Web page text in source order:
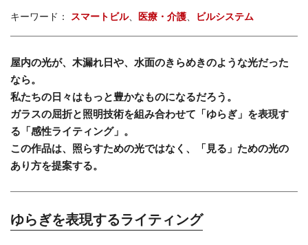
キーワード： スマートビル 医療・介護 ビルシステム
屋内の光が、木漏れ日や、水面のきらめきのような光だった
なら。
私たちの日々はもっと豊かなものになるだろう。
ガラスの屈折と照明技術を組み合わせて「ゆらぎ」を表現す
る「感性ライティング」。
この作品は、照らすための光ではなく、「見る」ための光の
あり方を提案する。
ゆらぎを表現するライティング